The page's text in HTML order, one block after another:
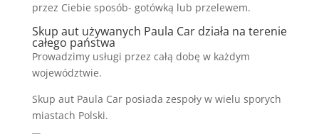
przez Ciebie sposób- gotówką lub przelewem.
Skup aut używanych Paula Car działa na terenie
całego państwa
Prowadzimy usługi przez całą dobę w każdym
województwie.
Skup aut Paula Car posiada zespoły w wielu sporych
miastach Polski.